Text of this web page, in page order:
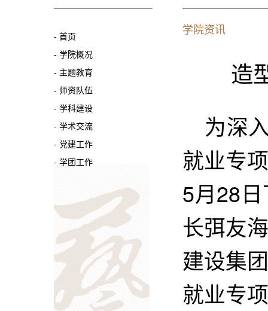
- 首页
- 学院概况
- 主题教育
- 师资队伍
- 学科建设
- 学术交流
- 党建工作
- 学团工作
学院资讯
造
为深
就业专
5月28
长弭友
建设集
就业专